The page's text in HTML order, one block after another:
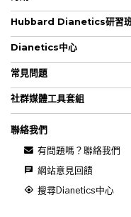
Hubbard Dianetics研習
Dianetics中心
常見問題
社群媒體工具套組
聯絡我們
有問題嗎？聯絡我們
網站意見回饋
搜尋Dianetics中心